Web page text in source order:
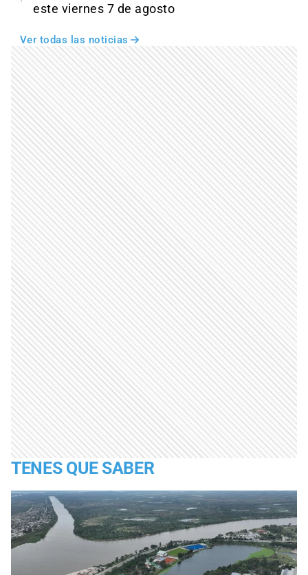
este viernes 7 de agosto
Ver todas las noticias
TENES QUE SABER